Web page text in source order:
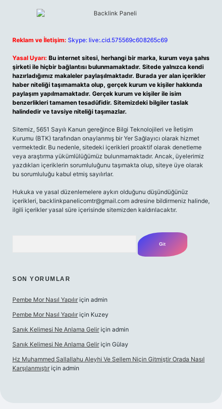
Reklam ve İletişim: Skype: live:.cid.575569c608265c69
Yasal Uyarı: Bu internet sitesi, herhangi bir marka, kurum veya şahıs
şirketi ile hiçbir bağlantısı bulunmamaktadır. Sitede yalnızca kendi
hazırladığımız makaleler paylaşılmaktadır. Burada yer alan içerikler
haber niteliği taşımamakta olup, gerçek kurum ve kişiler hakkında
paylaşım yapılmamaktadır. Gerçek kurum ve kişiler ile isim
benzerlikleri tamamen tesadüfidir. Sitemizdeki bilgiler taslak
halindedir ve tavsiye niteliği taşımazlar.
Sitemiz, 5651 Sayılı Kanun gereğince Bilgi Teknolojileri ve İletişim
Kurumu (BTK) tarafından onaylanmış bir Yer Sağlayıcı olarak hizmet
vermektedir. Bu nedenle, sitedeki içerikleri proaktif olarak denetleme
veya araştırma yükümlülüğümüz bulunmamaktadır. Ancak, üyelerimiz
yazdıkları içeriklerin sorumluluğunu taşımakta olup, siteye üye olarak
bu sorumluluğu kabul etmiş sayılırlar.
Hukuka ve yasal düzenlemelere aykırı olduğunu düşündüğünüz
içerikleri, backlinkpanelicomtr@gmail.com adresine bildirmeniz halinde,
ilgili içerikler yasal süre içerisinde sitemizden kaldırılacaktır.
SON YORUMLAR
Pembe Mor Nasıl Yapılır için admin
Pembe Mor Nasıl Yapılır için Kuzey
Sanık Kelimesi Ne Anlama Gelir için admin
Sanık Kelimesi Ne Anlama Gelir için Gülay
Hz Muhammed Sallallahu Aleyhi Ve Sellem Niçin Gitmiştir Orada Nasıl
Karşılanmıştır için admin